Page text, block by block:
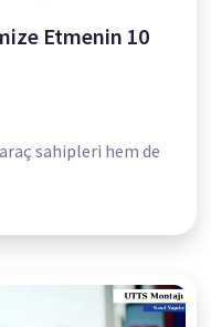
Etmenin 10
sahipleri hem de